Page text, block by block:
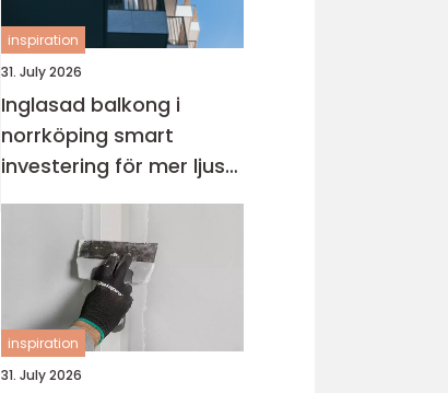
inspiration
31. July 2026
Inglasad balkong i
norrköping smart
investering för mer ljus
och extra yta
inspiration
31. July 2026